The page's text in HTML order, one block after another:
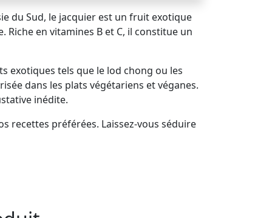
du Sud, le jacquier est un fruit exotique
en vitamines B et C, il constitue un
exotiques tels que le lod chong ou les
dans les plats végétariens et véganes.
inédite.
recettes préférées. Laissez-vous séduire